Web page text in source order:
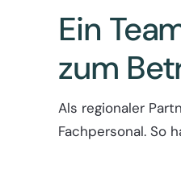
Ein
zum
Als regionaler
Fachpersonal. So